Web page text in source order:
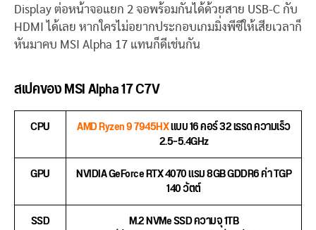
Display ต่อหน้าจอแยก 2 จอพร้อมกันได้ด้วยสาย USB-C กับ
HDMI ได้เลย หากใครไม่อยากประกอบเกมมิ่งพีซีให้เสียเวลาก็
หันมาคบ MSI Alpha 17 แทนก็ดีเช่นกัน
สเปคของ MSI Alpha 17 C7V
CPU AMD Ryzen 9 7945HXแบบ 16 คอร์ 32 เธรด ความเร็ว
2.5~5.4GHz
GPU
NVIDIA GeForce RTX 4070 แรม 8GB GDDR6 ค่า TGP
140 วัตต์
SSD
M.2 NVMe SSD ความจุ 1TB